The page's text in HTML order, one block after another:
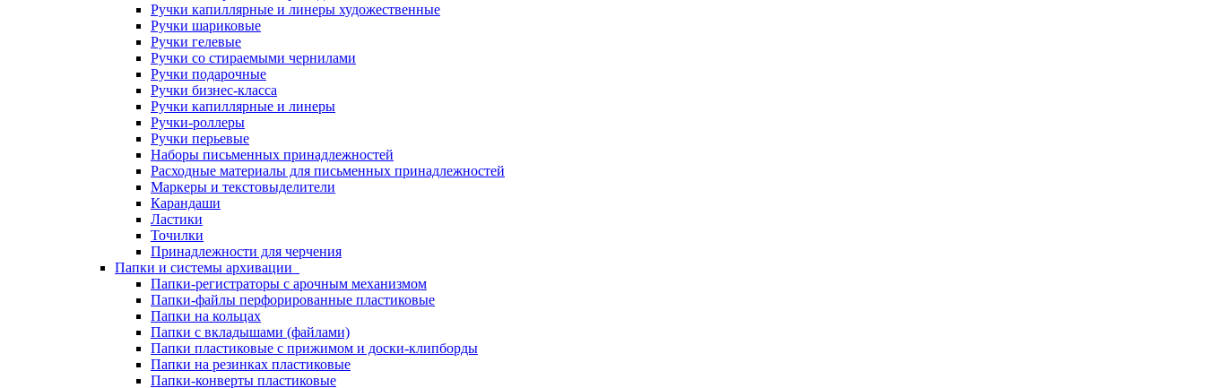
Ручки капиллярные и линеры художественные
Ручки шариковые
Ручки гелевые
Ручки со стираемыми чернилами
Ручки подарочные
Ручки бизнес-класса
Ручки капиллярные и линеры
Ручки-роллеры
Ручки перьевые
Наборы письменных принадлежностей
Расходные материалы для письменных принадлежностей
Маркеры и текстовыделители
Карандаши
Ластики
Точилки
Принадлежности для черчения
Папки и системы архивации
Папки-регистраторы с арочным механизмом
Папки-файлы перфорированные пластиковые
Папки на кольцах
Папки с вкладышами (файлами)
Папки пластиковые с прижимом и доски-клипборды
Папки на резинках пластиковые
Папки-конверты пластиковые